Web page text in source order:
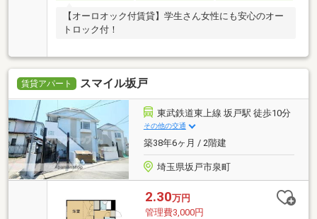
【オーロオック付賃貸】学生さん女性にも安心のオー
トロック付！
賃貸アパート スマイル坂戸
東武鉄道東上線 坂戸駅 徒歩10分
その他の交通
築38年6ヶ月 / 2階建
埼玉県坂戸市泉町
2.30万円
管理費3,000円